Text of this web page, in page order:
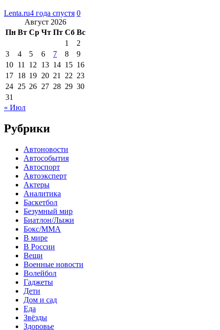
Lenta.ru4 года спустя 0
Август 2026
Пн Вт Ср Чт Пт Сб Вс
1
2
3
4 5 6 7 8
9
10 11 12 13 14 15 16
17 18 19 20 21 22 23
24 25 26 27 28 29 30
31
« Июл
Рубрики
Автоновости
Автособытия
Автоспорт
Автоэксперт
Актеры
Аналитика
Баскетбол
Безумный мир
Биатлон/Лыжи
Бокс/MMA
В мире
В России
Вещи
Военные новости
Волейбол
Гаджеты
Дети
Дом и сад
Еда
Звёзды
Здоровье